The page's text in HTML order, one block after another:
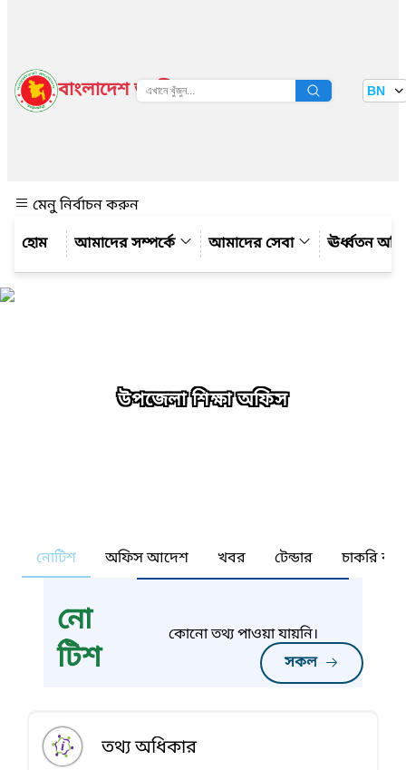
বাংলাদেশ জাতীয় তথ্য বাতায়ন BN
মেনু নির্বাচন করুন
আমাদের সম্পর্কে
আমাদের সেবা ঊর্ধ্বতন
উপজেলা শিক্ষা অফিস
নোটিশ অফিস আদেশ খবর টেন্ডার চাকরি
নো
টিশ
সকল
কোনো তথ্য পাওয়া যায়নি।
তথ্য অধিকার